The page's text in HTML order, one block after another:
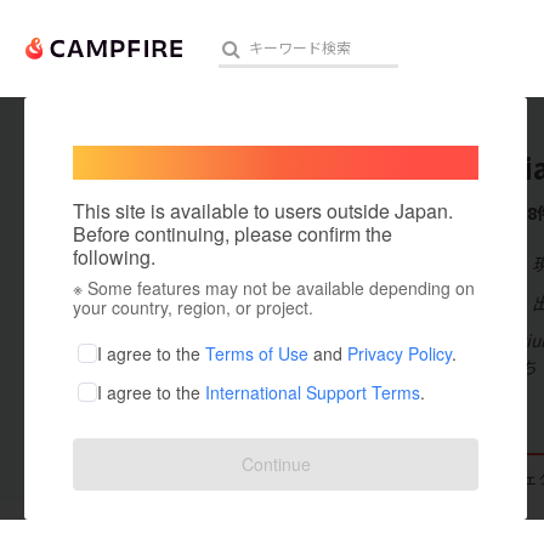
人気のプロジェクト 注目の
アート・写真
テクノロジー・ガジェット
映像・映画
ビジネス・起業
まちづくり・地域活性化
This site is available to users outside Japan.
Before continuing, please confirm the
following.
※ Some features may not be available depending on
your country, region, or project.
I agree to the Terms of Use and Privacy Policy.
I agree to the International Support Terms.
Continue
これまでに8
出身国：日本
Memoria
けられ、私たち
プロジェクト プロジ